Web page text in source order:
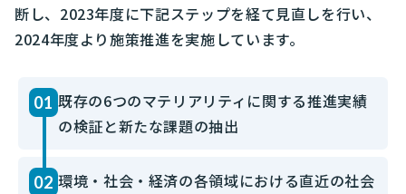
断し、2023年度に下記ステップを経て見直しを行い、
2024年度より施策推進を実施しています。
01 既存の6つのマテリアリティに関する推進実績
の検証と新たな課題の抽出
02 環境・社会・経済の各領域における直近の社会